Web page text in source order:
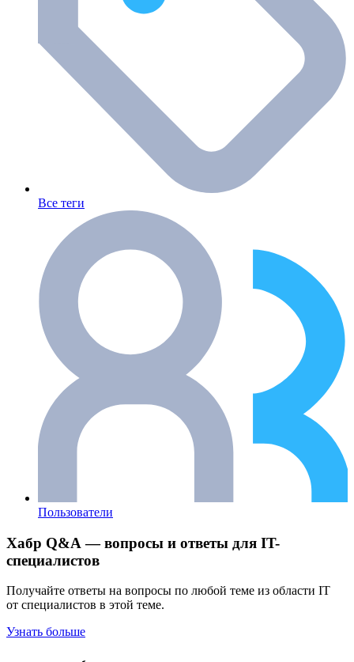
Все теги
Пользователи
Хабр Q&A — вопросы и ответы для IT-
специалистов
Получайте ответы на вопросы по любой теме из области IT
от специалистов в этой теме.
Узнать больше